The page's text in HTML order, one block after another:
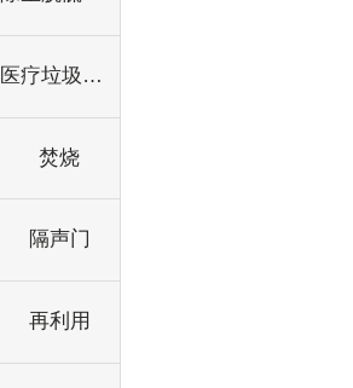
医疗垃圾处理
焚烧
隔声门
再利用